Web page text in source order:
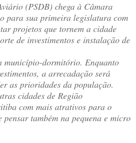
(PSDB) chega à Câmara
para sua primeira legislatura com
projetos que tornem a cidade
de investimentos e instalação de
município-dormitório. Enquanto
a arrecadação será
as prioridades da população.
cidades de Região
com mais atrativos para o
pensar também na pequena e micro